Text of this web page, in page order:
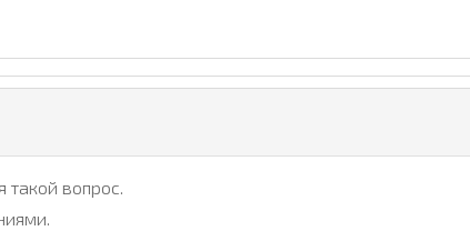
такой вопрос.